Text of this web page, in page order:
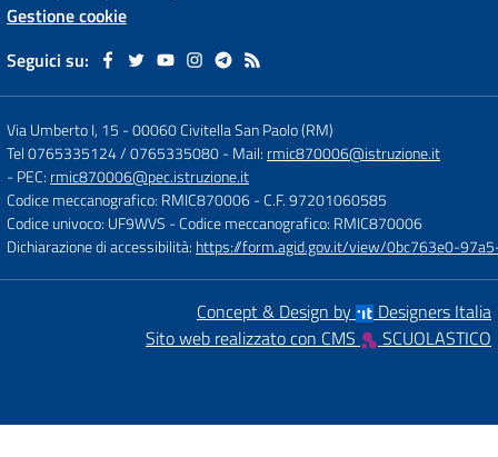
Gestione cookie
Seguici su:
Via Umberto I, 15 -00060 Civitella San Paolo (RM)
Tel 0765335124 / 0765335080- Mail: rmic870006@istruzione.it
- PEC: rmic870006@pec.istruzione.it
Codice meccanografico: RMIC870006- C.F. 97201060585
Codice univoco: UF9WVS - Codice meccanografico: RMIC870006
Dichiarazione di accessibilità: https://form.agid.gov.it/view/0bc763e0-
Concept & Design by
Designers Italia
Sito web realizzato con CMS
SCUOLASTICO